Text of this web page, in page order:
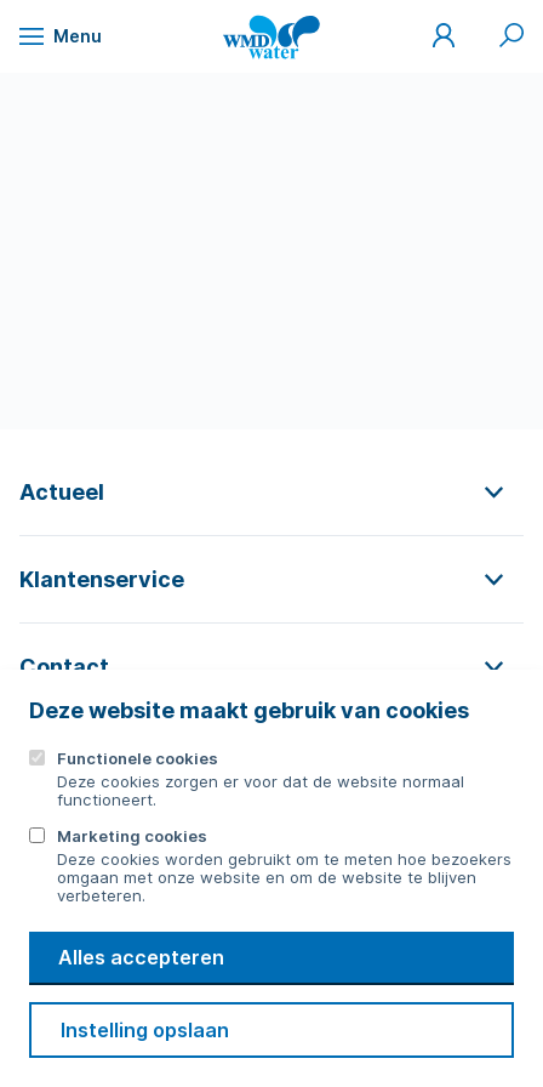
Naar
Deze website maakt gebruik van cookies
Functionele cookies
Deze cookies zorgen er voor dat de website normaal
functioneert.
Marketing cookies
Deze cookies worden gebruikt om te meten hoe bezoekers
omgaan met onze website en om de website te blijven
verbeteren.
Alles accepteren
Instelling opslaan
Menu
WMD
Drinkwater
Mijn
WMD
Zoek
Actueel
Klantenservice
Contact
Contact
Bericht sturen
WMD
Drinkwater
Cookie voorkeuren
Privacy Disclaimer